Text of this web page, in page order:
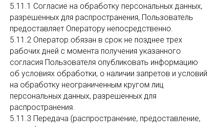
5.11.1 Согласие на обработку персональных данных,
разрешенных для распространения, Пользователь
предоставляет Оператору непосредственно.
5.11.2 Оператор обязан в срок не позднее трех
рабочих дней с момента получения указанного
согласия Пользователя опубликовать информацию
об условиях обработки, о наличии запретов и условий
на обработку неограниченным кругом лиц
персональных данных, разрешенных для
распространения.
5.11.3 Передача (распространение, предоставление,